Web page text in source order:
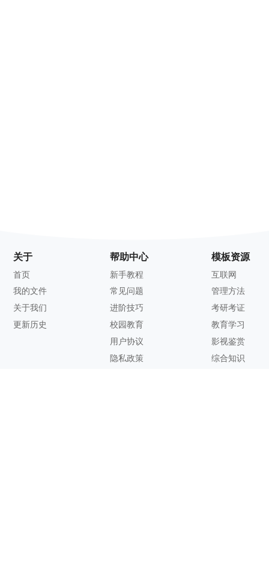
关于
首页
我的文件
关于我们
更新历史
帮助中心
新手教程
常见问题
进阶技巧
校园教育
用户协议
隐私政策
模板资源
互联网
管理方法
考研考证
教育学习
影视鉴赏
综合知识